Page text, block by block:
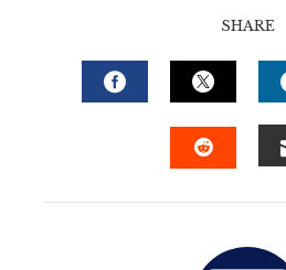
SHARE
FACEBOOK